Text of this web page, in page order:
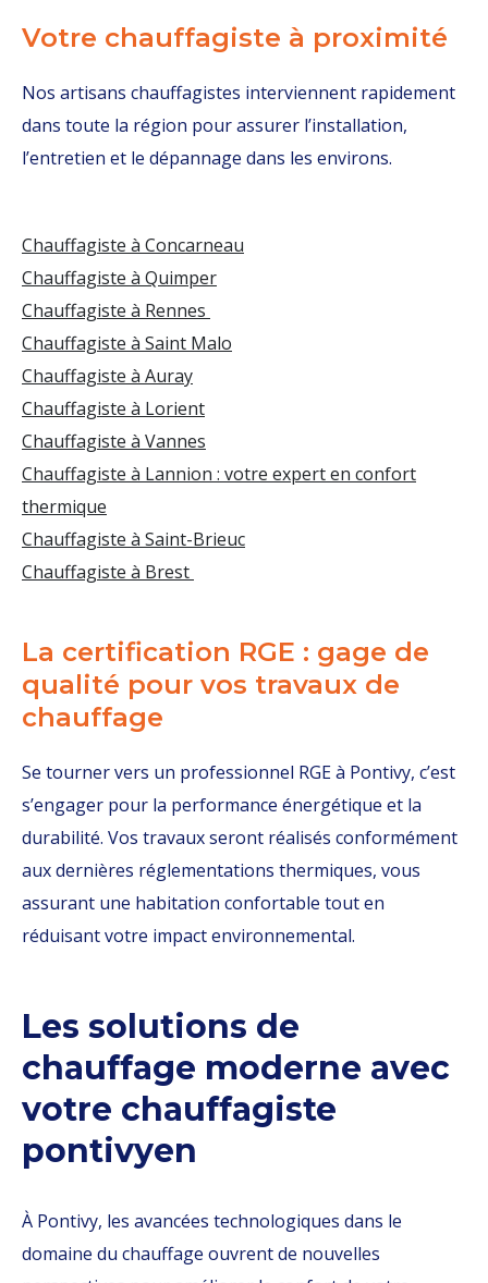
Votre chauffagiste à proximité
Nos artisans chauffagistes interviennent rapidement
dans toute la région pour assurer l’installation,
l’entretien et le dépannage dans les environs.
Chauffagiste à Concarneau
Chauffagiste à Quimper
Chauffagiste à Rennes
Chauffagiste à Saint Malo
Chauffagiste à Auray
Chauffagiste à Lorient
Chauffagiste à Vannes
Chauffagiste à Lannion : votre expert en confort
thermique
Chauffagiste à Saint-Brieuc
Chauffagiste à Brest
La certification RGE : gage de
qualité pour vos travaux de
chauffage
Se tourner vers un professionnel RGE à Pontivy, c’est
s’engager pour la performance énergétique et la
durabilité. Vos travaux seront réalisés conformément
aux dernières réglementations thermiques, vous
assurant une habitation confortable tout en
réduisant votre impact environnemental.
Les solutions de
chauffage moderne avec
votre chauffagiste
pontivyen
À Pontivy, les avancées technologiques dans le
domaine du chauffage ouvrent de nouvelles